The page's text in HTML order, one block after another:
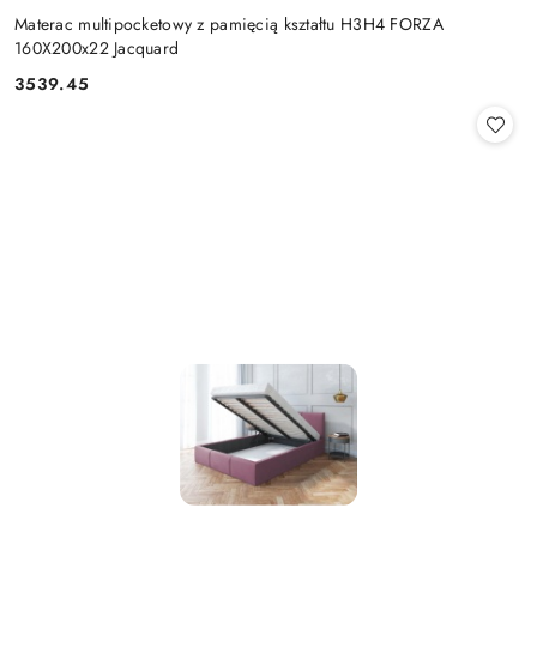
Materac multipocketowy z pamięcią kształtu H3H4 FORZA
160X200x22 Jacquard
Cena:
3539.45